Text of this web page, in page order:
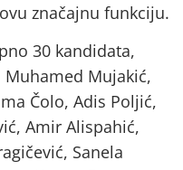
značajnu funkciju.
30 kandidata,
Muhamed Mujakić,
Čolo, Adis Poljić,
Amir Alispahić,
Sanela